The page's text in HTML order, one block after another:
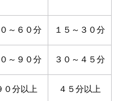
～６０分 １５～３０分
～９０分 ３０～４５分
０分以上 ４５分以上